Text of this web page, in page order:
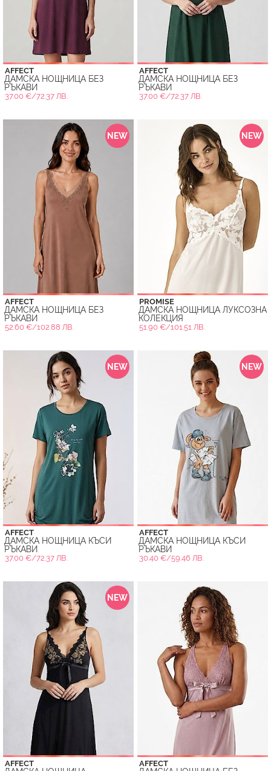
AFFECT
ДАМСКА НОЩНИЦА БЕЗ
РЪКАВИ
37.00 €/72.37 ЛВ.
AFFECT
ДАМСКА НОЩНИЦА БЕЗ
РЪКАВИ
37.00 €/72.37 ЛВ.
NEW
AFFECT
ДАМСКА НОЩНИЦА БЕЗ
РЪКАВИ
52.60 €/102.88 ЛВ.
NEW
PROMISE
ДАМСКА НОЩНИЦА ЛУКСОЗНА
КОЛЕКЦИЯ
51.90 €/101.51 ЛВ.
NEW
AFFECT
ДАМСКА НОЩНИЦА КЪСИ
РЪКАВИ
37.00 €/72.37 ЛВ.
NEW
AFFECT
ДАМСКА НОЩНИЦА КЪСИ
РЪКАВИ
30.40 €/59.46 ЛВ.
NEW
AFFECT AFFECT